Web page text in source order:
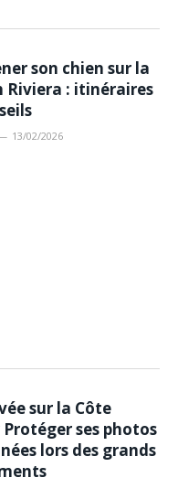
son chien sur la
Riviera : itinéraires
13/02/2026
sur la Côte
Protéger ses photos
lors des grands